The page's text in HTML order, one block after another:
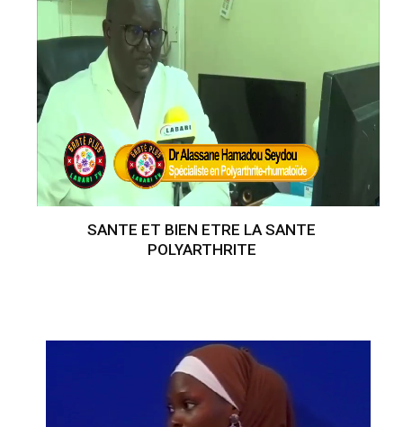
SANTE ET BIEN ETRE LA SANTE
POLYARTHRITE